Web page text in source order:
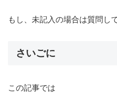
もし、未記入の場合は質問し
さいごに
この記事では